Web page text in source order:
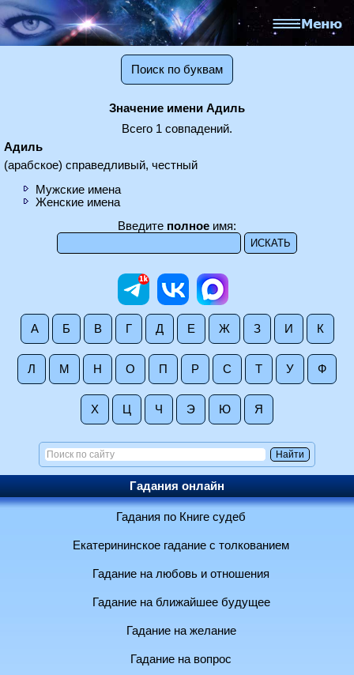
Поиск по буквам
Значение имени Адиль
Всего 1 совпадений.
Адиль
(арабское) справедливый, честный
Мужские имена
Женские имена
Введите полное имя:
А Б В Г Д Е Ж З И К
Л М Н О П Р С Т У Ф
Х Ц Ч Э Ю Я
Гадания онлайн
Гадания по Книге судеб
Екатерининское гадание с толкованием
Гадание на любовь и отношения
Гадание на ближайшее будущее
Гадание на желание
Гадание на вопрос